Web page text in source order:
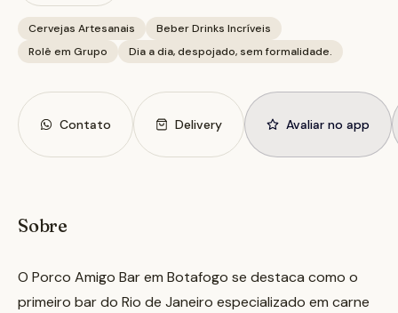
Cervejas Artesanais
Beber Drinks Incríveis
Rolê em Grupo
Dia a dia, despojado, sem formalidade.
Contato Delivery Avaliar no app
Sobre
O Porco Amigo Bar em Botafogo se destaca como o
primeiro bar do Rio de Janeiro especializado em carne